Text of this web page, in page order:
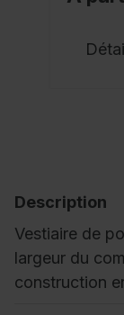
Description
Vestiaire de
largeur du
construction